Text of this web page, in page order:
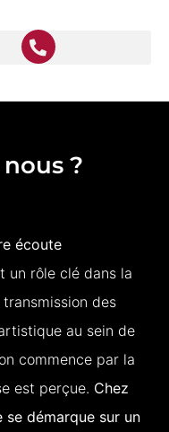
?
écoute
un rôle clé dans la
des
au sein de
commence par la
est perçue. Chez
se démarque sur un